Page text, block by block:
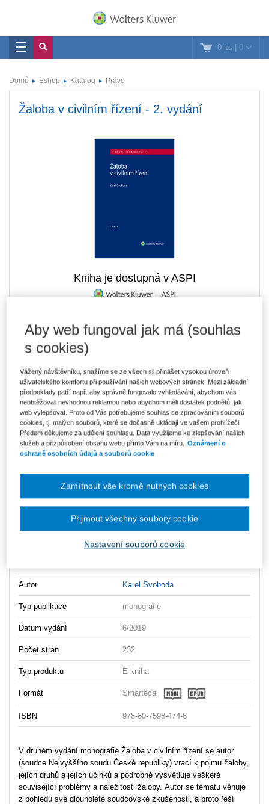
0 ks | 0
Domů Eshop Katalog Právo
Žaloba v civilním řízení - 2. vydání
Kniha je dostupná v ASPI
369 Kč
E-kniha Smarteca + soubory ke stažení
V prodeji - ihned k dispozici
Co je Smarteca?
Upozorňujeme, že v období od 1.8. do 21.8. z technických
důvodů nemůžeme vystavovat daňové doklady. Budou vám
zaslány dodatečně e-mailem.
ks Vložit do košíku
Ceny jsou včetně DPH
Ke stažení
Zaloba_v_civilnim_rizeni_2_vydani_ukazka
Autor Karel Svoboda
Typ publikace monografie
Datum vydání 6/2019
Počet stran 232
Typ produktu E-kniha
Formát Smarteca
ISBN 978-80-7598-474-6
V druhém vydání monografie Žaloba v civilním řízení se autor
(soudce Nejvyššího soudu České republiky) vrací k pojmu žaloby,
jejích druhů a jejích účinků a podrobně vysvětluje veškeré
související problémy a náležitosti žaloby. Autor se tématu věnuje
z pohledu své dlouholeté soudcovské zkušenosti, a proto řeší
Aby web fungoval jak má (souhlas
s cookies)
Vážený návštěvníku, snažíme se ze všech sil přinášet vysokou úroveň
uživatelského komfortu při používání našich webových stránek. Mezi základní
předpoklady patří např. aby správně fungovalo vyhledávání, abychom vás
neobtěžovali nevhodnou reklamou nebo abychom měli dostatek podnětů, jak
web vylepšovat. Proto od Vás potřebujeme souhlas se zpracováním souborů
cookies, tj. malých souborů, které se dočasně ukládají ve vašem prohlížeči.
Předem děkujeme za udělení souhlasu. Data využijeme ke zlepšování našich
služeb a přizpůsobení obsahu webu přímo Vám na míru. Oznámení o
ochraně osobních údajů a souborů cookie
Nastavení souborů cookie
Zamítnout vše kromě nutných cookies
Přijmout všechny soubory cookie